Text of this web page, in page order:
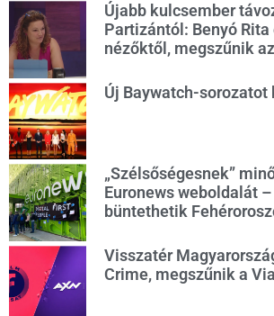
Újabb kulcsember
Partizántól: Benyó
nézőktől, megszűnik
Új Baywatch-sorozatot
„Szélsőségesnek”
Euronews weboldalát
büntethetik
Visszatér
Crime, megszűnik a